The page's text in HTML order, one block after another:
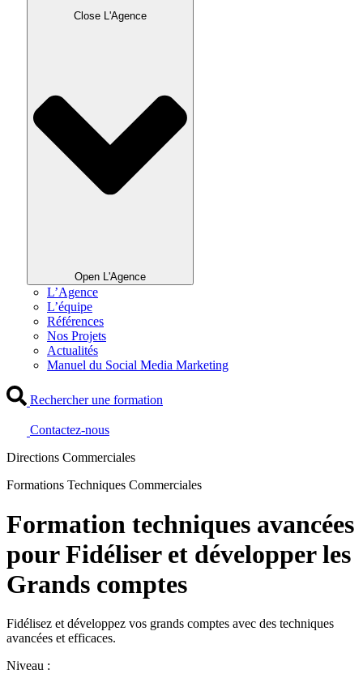
Close L'Agence
Open L'Agence
L’Agence
L’équipe
Références
Nos Projets
Actualités
Manuel du Social Media Marketing
Rechercher une formation
Contactez-nous
Directions Commerciales
Formations Techniques Commerciales
Formation techniques avancées
pour Fidéliser et développer les
Grands comptes
Fidélisez et développez vos grands comptes avec des techniques
avancées et efficaces.
Niveau :